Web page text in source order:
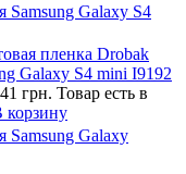
Samsung Galaxy S4
пленка Drobak
Galaxy S4 mini I9192
грн. Товар есть в
корзину
Samsung Galaxy